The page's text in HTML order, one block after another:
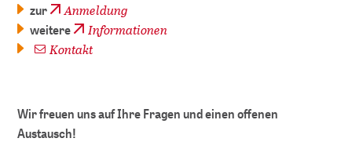
zur
Anmeldung
weitere
Informationen
Kontakt
Wir freuen uns auf Ihre Fragen und einen offenen
Austausch!